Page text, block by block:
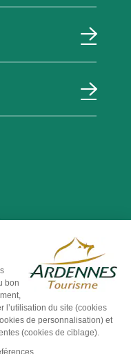
Mentions légales -
-
Interactive